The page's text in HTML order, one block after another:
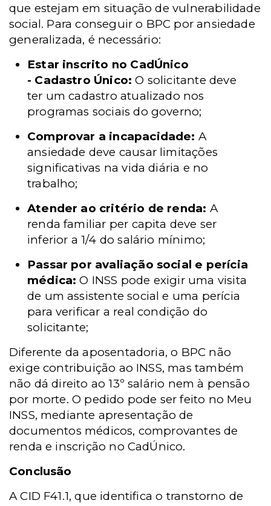
que estejam em situação de vulnerabilidade
social. Para conseguir o BPC por ansiedade
generalizada, é necessário:
Estar inscrito no CadÚnico
- Cadastro Único: O solicitante deve
ter um cadastro atualizado nos
programas sociais do governo;
Comprovar a incapacidade: A
ansiedade deve causar limitações
significativas na vida diária e no
trabalho;
Atender ao critério de renda: A
renda familiar per capita deve ser
inferior a 1/4 do salário mínimo;
Passar por avaliação social e perícia
médica: O INSS pode exigir uma visita
de um assistente social e uma perícia
para verificar a real condição do
solicitante;
Diferente da aposentadoria, o BPC não
exige contribuição ao INSS, mas também
não dá direito ao 13º salário nem à pensão
por morte. O pedido pode ser feito no Meu
INSS, mediante apresentação de
documentos médicos, comprovantes de
renda e inscrição no CadÚnico.
Conclusão
A CID F41.1, que identifica o transtorno de